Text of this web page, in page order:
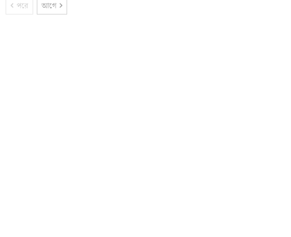
পরে আগে